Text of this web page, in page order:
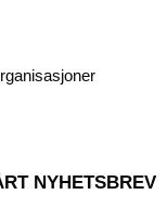
NYHETSBREV